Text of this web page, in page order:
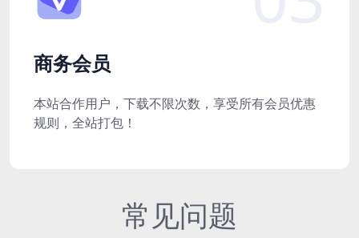
商务会员
本站合作用户，下载不限次数，享受所有会员优惠
规则，全站打包！
常见问题